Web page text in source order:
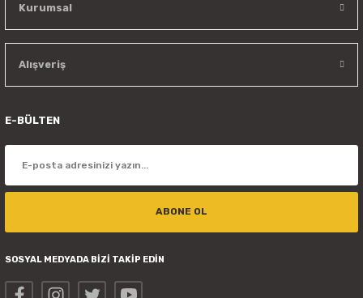
Kurumsal
Alışveriş
E-BÜLTEN
ABONE OL
SOSYAL MEDYADA BİZİ TAKİP EDİN